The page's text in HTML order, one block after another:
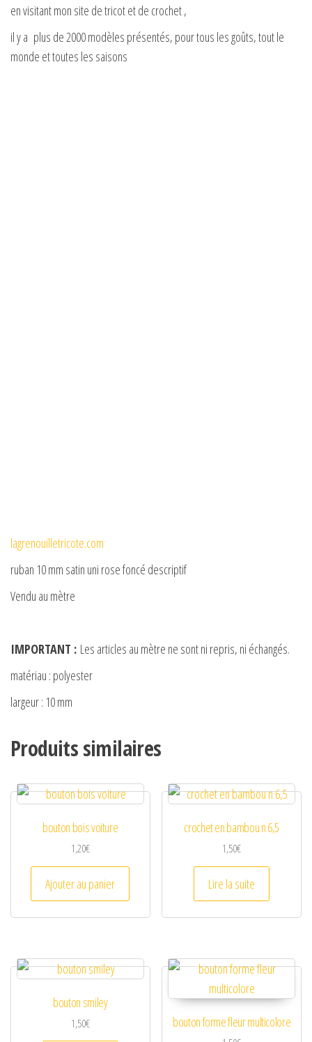
en visitant mon site de tricot et de crochet ,
il y a plus de 2000 modèles présentés, pour tous les goûts, tout le
monde et toutes les saisons
lagrenouilletricote.com
ruban 10 mm satin uni rose foncé descriptif
Vendu au mètre
IMPORTANT : Les articles au mètre ne sont ni repris, ni échangés.
matériau : polyester
largeur : 10 mm
Produits similaires
bouton bois voiture
1,20€
Ajouter au panier
crochet en bambou n 6,5
1,50€
Lire la suite
bouton smiley
1,50€ bouton forme fleur multicolore